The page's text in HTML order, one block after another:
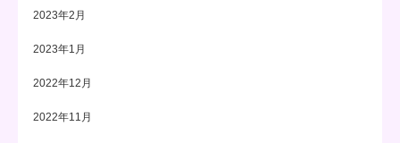
2023年2月
2023年1月
2022年12月
2022年11月